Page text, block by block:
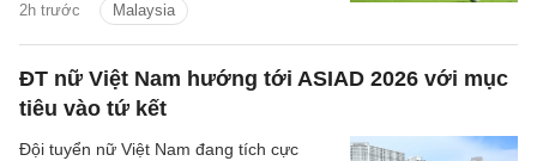
2h trước Malaysia
sắp tới.
ĐT nữ Việt Nam hướng tới ASIAD 2026 với mục
tiêu vào tứ kết
Đội tuyển nữ Việt Nam đang tích cực